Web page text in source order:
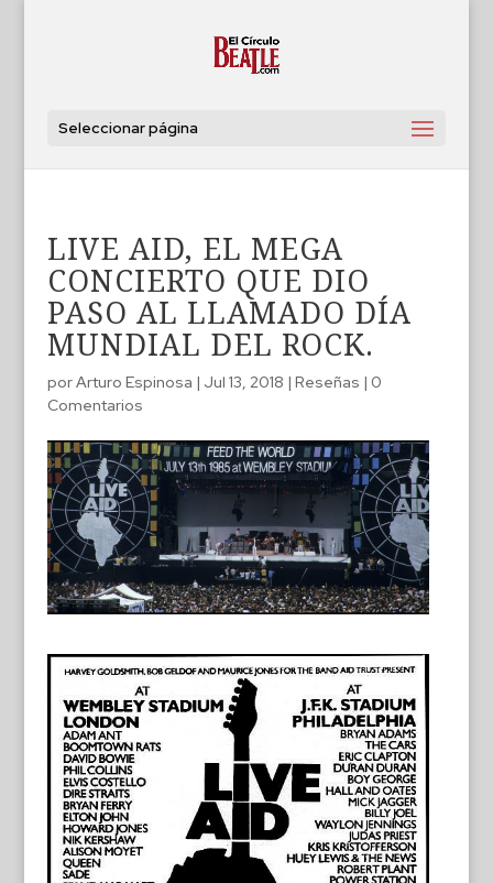
Seleccionar página
LIVE AID, EL MEGA
CONCIERTO QUE DIO
PASO AL LLAMADO DÍA
MUNDIAL DEL ROCK.
porArturo Espinosa | Jul 13, 2018 | Reseñas | 0
Comentarios